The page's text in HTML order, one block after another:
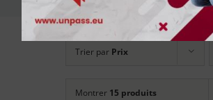
Trier par Prix
Montrer 15 produits